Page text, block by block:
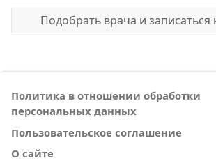
Подобрать врача и
Политика в отношении обработки
персональных данных
Пользовательское соглашение
О сайте